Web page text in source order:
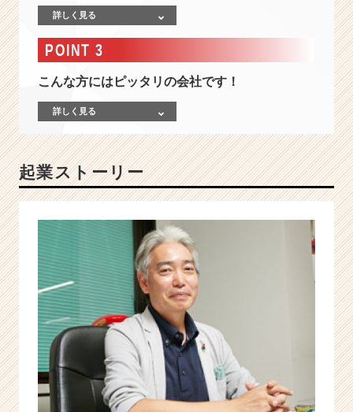
ド
ロ
ー
先
へ
資
を
け
【大
型
ベ
ン
チ
ャ
ー】
が、
好
奇
詳しく見る
POINT 3
こんな方にはピッタリの会社です！
詳しく見る
起業ストーリー